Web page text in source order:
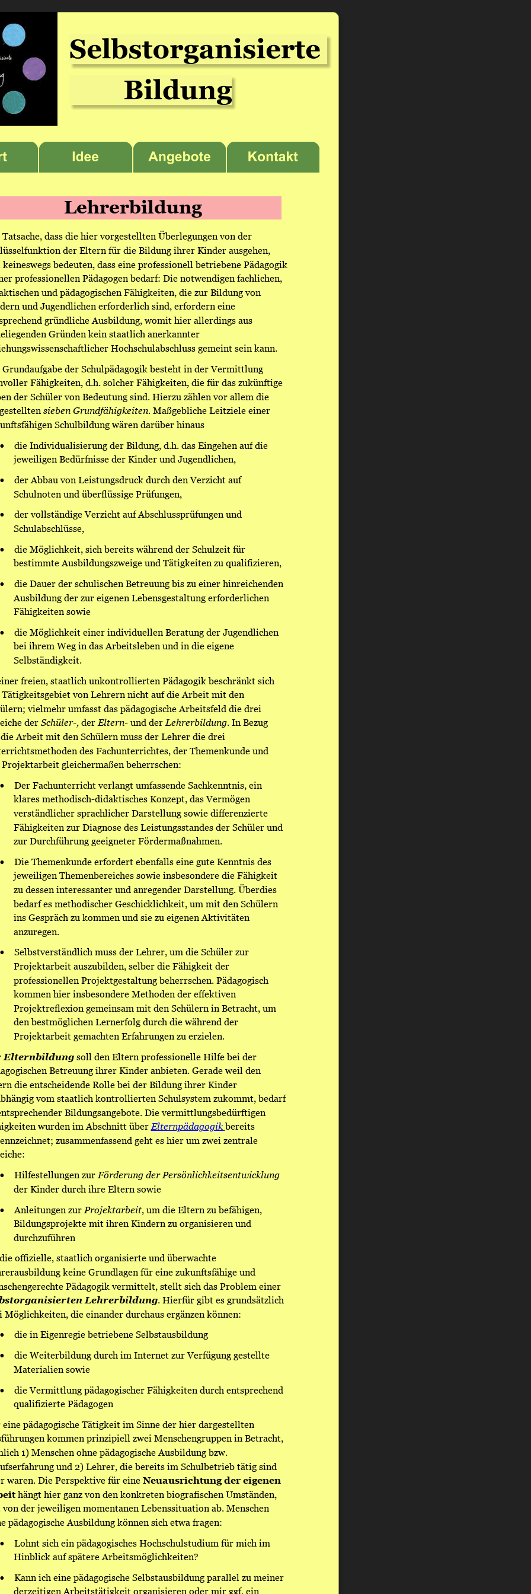
Lehrerbildung
dass die hier vorgestellten Überlegungen von der
der Eltern für die Bildung ihrer Kinder ausgehen,
bedeuten, dass eine professionell betriebene Pädagogik
professionellen Pädagogen bedarf: Die notwendigen fachlichen,
und pädagogischen Fähigkeiten, die zur Bildung von
und Jugendlichen erforderlich sind, erfordern eine
gründliche Ausbildung, womit hier allerdings aus
Gründen kein staatlich anerkannter
Hochschulabschluss gemeint sein kann.
Grundaufgabe der Schulpädagogik besteht in der Vermittlung
Fähigkeiten, d.h. solcher Fähigkeiten, die für das zukünftige
der Schüler von Bedeutung sind. Hierzu zählen vor allem die
sieben Grundfähigkeiten. Maßgebliche Leitziele einer
Schulbildung wären darüber hinaus
die Individualisierung der Bildung, d.h. das Eingehen auf die
jeweiligen Bedürfnisse der Kinder und Jugendlichen,
der Abbau von Leistungsdruck durch den Verzicht auf
Schulnoten und überflüssige Prüfungen,
der vollständige Verzicht auf Abschlussprüfungen und
Schulabschlüsse,
die Möglichkeit, sich bereits während der Schulzeit für
bestimmte Ausbildungszweige und Tätigkeiten zu qualifizieren,
die Dauer der schulischen Betreuung bis zu einer hinreichenden
Ausbildung der zur eigenen Lebensgestaltung erforderlichen
Fähigkeiten sowie
die Möglichkeit einer individuellen Beratung der Jugendlichen
bei ihrem Weg in das Arbeitsleben und in die eigene
Selbständigkeit.
freien, staatlich unkontrollierten Pädagogik beschränkt sich
Tätigkeitsgebiet von Lehrern nicht auf die Arbeit mit den
vielmehr umfasst das pädagogische Arbeitsfeld die drei
der Schüler-, der Eltern- und der Lehrerbildung. In Bezug
Arbeit mit den Schülern muss der Lehrer die drei
des Fachunterrichtes, der Themenkunde und
gleichermaßen beherrschen:
Der Fachunterricht verlangt umfassende Sachkenntnis, ein
klares methodisch-didaktisches Konzept, das Vermögen
verständlicher sprachlicher Darstellung sowie differenzierte
Fähigkeiten zur Diagnose des Leistungsstandes der Schüler und
zur Durchführung geeigneter Fördermaßnahmen.
Die Themenkunde erfordert ebenfalls eine gute Kenntnis des
jeweiligen Themenbereiches sowie insbesondere die Fähigkeit
zu dessen interessanter und anregender Darstellung. Überdies
bedarf es methodischer Geschicklichkeit, um mit den Schülern
ins Gespräch zu kommen und sie zu eigenen Aktivitäten
anzuregen.
Selbstverständlich muss der Lehrer, um die Schüler zur
Projektarbeit auszubilden, selber die Fähigkeit der
professionellen Projektgestaltung beherrschen. Pädagogisch
kommen hier insbesondere Methoden der effektiven
Projektreflexion gemeinsam mit den Schülern in Betracht, um
den bestmöglichen Lernerfolg durch die während der
Projektarbeit gemachten Erfahrungen zu erzielen.
Elternbildung soll den Eltern professionelle Hilfe bei der
Betreuung ihrer Kinder anbieten. Gerade weil den
die entscheidende Rolle bei der Bildung ihrer Kinder
vom staatlich kontrollierten Schulsystem zukommt, bedarf
Bildungsangebote. Die vermittlungsbedürftigen
wurden im Abschnitt über Elternpädagogik bereits
zusammenfassend geht es hier um zwei zentrale
Hilfestellungen zur Förderung der Persönlichkeitsentwicklung
der Kinder durch ihre Eltern sowie
Anleitungen zur Projektarbeit, um die Eltern zu befähigen,
Bildungsprojekte mit ihren Kindern zu organisieren und
durchzuführen
offizielle, staatlich organisierte und überwachte
keine Grundlagen für eine zukunftsfähige und
Pädagogik vermittelt, stellt sich das Problem einer
Lehrerbildung. Hierfür gibt es grundsätzlich
Möglichkeiten, die einander durchaus ergänzen können:
die in Eigenregie betriebene Selbstausbildung
die Weiterbildung durch im Internet zur Verfügung gestellte
Materialien sowie
die Vermittlung pädagogischer Fähigkeiten durch entsprechend
qualifizierte Pädagogen
pädagogische Tätigkeit im Sinne der hier dargestellten
kommen prinzipiell zwei Menschengruppen in Betracht,
1) Menschen ohne pädagogische Ausbildung bzw.
und 2) Lehrer, die bereits im Schulbetrieb tätig sind
waren. Die Perspektive für eine Neuausrichtung der eigenen
hängt hier ganz von den konkreten biografischen Umständen,
von der jeweiligen momentanen Lebenssituation ab. Menschen
pädagogische Ausbildung können sich etwa fragen:
Lohnt sich ein pädagogisches Hochschulstudium für mich im
Hinblick auf spätere Arbeitsmöglichkeiten?
Kann ich eine pädagogische Selbstausbildung parallel zu meiner
derzeitigen Arbeitstätigkeit organisieren oder mir ggf. ein